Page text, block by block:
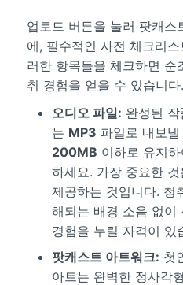
업로드 버튼을 눌러 팟캐스
에, 필수적인 사전 체크리
러한 항목들을 체크하면 순
취 경험을 얻을 수 있습니다.
오디오 파일: 완성된
는 MP3 파일로 내보
200MB 이하로 유지
하세요. 가장 중요한 것
제공하는 것입니다. 청
해되는 배경 소음 없이
경험을 누릴 자격이 있
팟캐스트 아트워크: 첫
아트는 완벽한 정사각